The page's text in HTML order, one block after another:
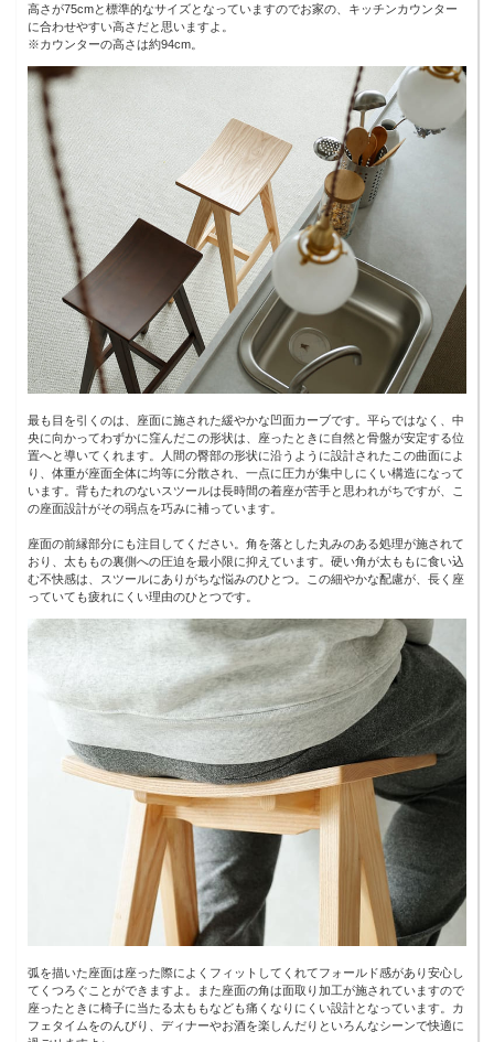
高さが75cmと標準的なサイズとなっていますのでお家の、キッチンカウンター
に合わせやすい高さだと思いますよ。
※カウンターの高さは約94cm。
最も目を引くのは、座面に施された緩やかな凹面カーブです。平らではなく、中
央に向かってわずかに窪んだこの形状は、座ったときに自然と骨盤が安定する位
置へと導いてくれます。人間の臀部の形状に沿うように設計されたこの曲面によ
り、体重が座面全体に均等に分散され、一点に圧力が集中しにくい構造になって
います。背もたれのないスツールは長時間の着座が苦手と思われがちですが、こ
の座面設計がその弱点を巧みに補っています。
座面の前縁部分にも注目してください。角を落とした丸みのある処理が施されて
おり、太ももの裏側への圧迫を最小限に抑えています。硬い角が太ももに食い込
む不快感は、スツールにありがちな悩みのひとつ。この細やかな配慮が、長く座
っていても疲れにくい理由のひとつです。
弧を描いた座面は座った際によくフィットしてくれてフォールド感があり安心し
てくつろぐことができますよ。また座面の角は面取り加工が施されていますので
座ったときに椅子に当たる太ももなども痛くなりにくい設計となっています。カ
フェタイムをのんびり、ディナーやお酒を楽しんだりといろんなシーンで快適に